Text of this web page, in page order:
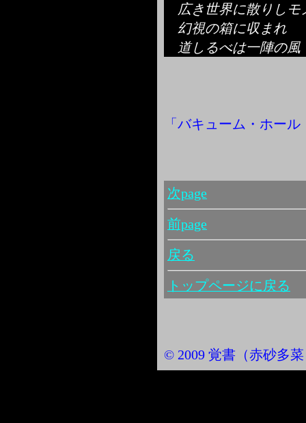
広き世界に散りしモ
幻視の箱に収まれ
道しるべは一陣の風
「バキューム・ホー
次page
前page
戻る
トップページに戻る
© 2009 覚書（赤砂多